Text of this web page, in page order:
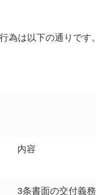
為は以下の通りです。
内容
3条書面の交付義務